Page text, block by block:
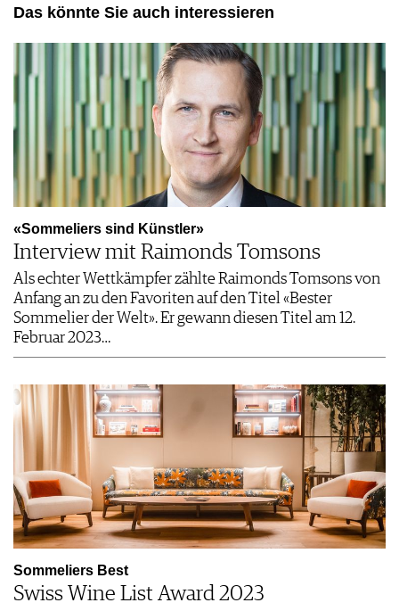
Das könnte Sie auch interessieren
«Sommeliers sind Künstler»
Interview mit Raimonds Tomsons
Als echter Wettkämpfer zählte Raimonds Tomsons von
Anfang an zu den Favoriten auf den Titel «Bester
Sommelier der Welt». Er gewann diesen Titel am 12.
Februar 2023…
Sommeliers Best
Swiss Wine List Award 2023